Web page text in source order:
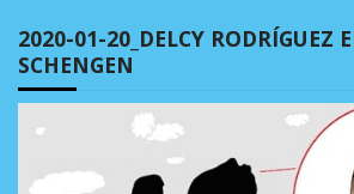
2020-01-20_DELCY RODRÍGUEZ
SCHENGEN